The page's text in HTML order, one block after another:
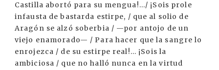
Castilla abortó para su mengua!.../ ¡Sois prole
infausta de bastarda estirpe, / que al solio de
Aragón se alzó soberbia / —por antojo de un
viejo enamorado— / Para hacer que la sangre lo
enrojezca / de su estirpe real!... ¡Sois la
ambiciosa / que no halló nunca en la virtud